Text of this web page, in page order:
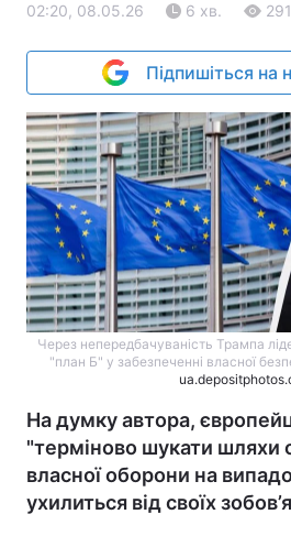
02:20, 08.05.26 6 хв.
Підпишіться на
Через непередбачуваність Трампа
"план Б" у забезпеченні власної
На думку автора,
"терміново шукати шляхи
власної оборони на
ухилиться від своїх